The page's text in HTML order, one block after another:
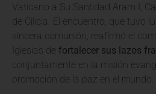
Vaticano a Su Santidad Aram I,
de Cilicia. El encuentro, que tuvo
sincera comunión, reafirmó el
Iglesias de fortalecer sus lazos
conjuntamente en la misión
promoción de la paz en el mundo.